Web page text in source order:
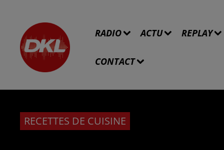
RADIO ACTU REPLAY
CONTACT
RECETTES DE CUISINE